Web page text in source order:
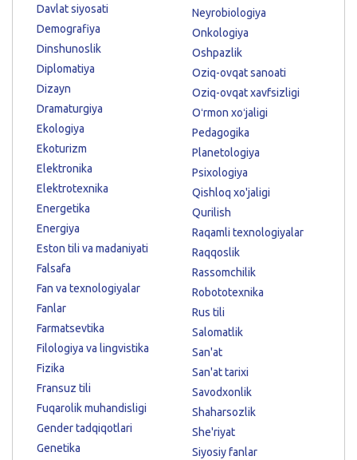
Davlat siyosati
Demografiya
Dinshunoslik
Diplomatiya
Dizayn
Dramaturgiya
Ekologiya
Ekoturizm
Elektronika
Elektrotexnika
Energetika
Energiya
Eston tili va madaniyati
Falsafa
Fan va texnologiyalar
Fanlar
Farmatsevtika
Filologiya va lingvistika
Fizika
Fransuz tili
Fuqarolik muhandisligi
Gender tadqiqotlari
Genetika
Neyrobiologiya
Onkologiya
Oshpazlik
Oziq-ovqat sanoati
Oziq-ovqat xavfsizligi
Oʻrmon xoʻjaligi
Pedagogika
Planetologiya
Psixologiya
Qishloq xo'jaligi
Qurilish
Raqamli texnologiyalar
Raqqoslik
Rassomchilik
Robototexnika
Rus tili
Salomatlik
San'at
San'at tarixi
Savodxonlik
Shaharsozlik
She'riyat
Siyosiy fanlar